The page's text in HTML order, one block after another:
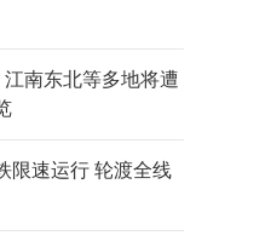
江南东北等多地将遭
限速运行 轮渡全线